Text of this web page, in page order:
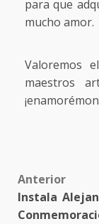
para que
mucho amor.
Valoremos
maestros
Post
Anterior
Instala